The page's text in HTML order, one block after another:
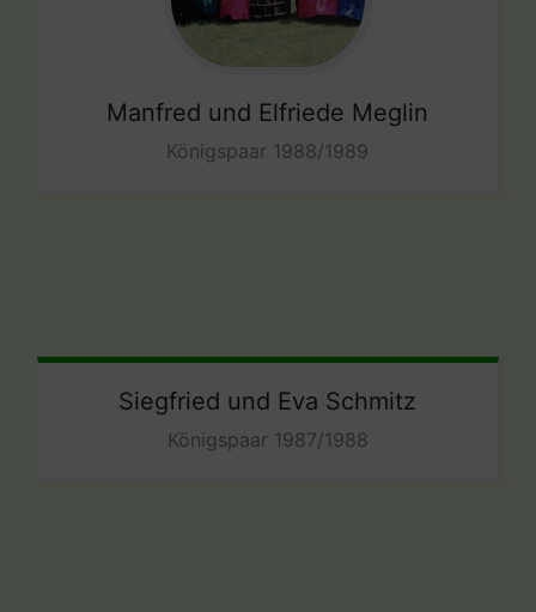
Manfred und Elfriede Meglin
Königspaar 1988/1989
Siegfried und Eva Schmitz
Königspaar 1987/1988